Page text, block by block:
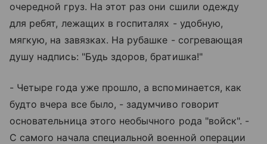
очередной груз. На этот раз они сшили одежду
для ребят, лежащих в госпиталях - удобную,
мягкую, на завязках. На рубашке - согревающая
душу надпись: "Будь здоров, братишка!"
- Четыре года уже прошло, а вспоминается, как
будто вчера все было, - задумчиво говорит
основательница этого необычного рода "войск". -
С самого начала специальной военной операции